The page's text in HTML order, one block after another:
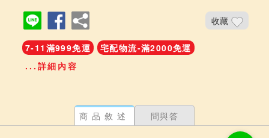
收藏
7-11滿999免運
宅配物流-滿2000免運
...詳細內容
商品敘述 問與答